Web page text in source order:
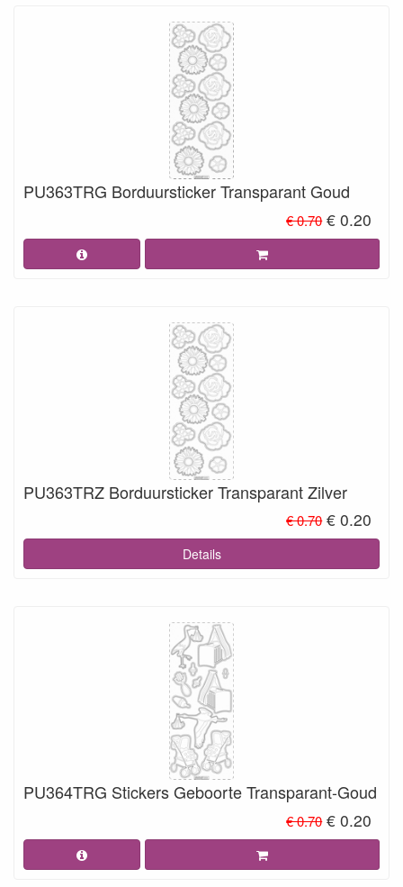
PU363TRG Borduursticker Transparant Goud
€ 0.70 € 0.20
PU363TRZ Borduursticker Transparant Zilver
€ 0.70 € 0.20
Details
PU364TRG Stickers Geboorte Transparant-Goud
€ 0.70 € 0.20